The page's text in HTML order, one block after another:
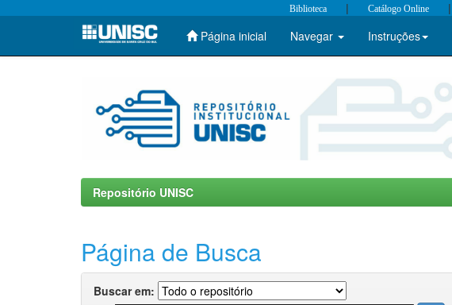
Skip
Biblioteca | Catálogo Online |
Página inicial Navegar Instruções
Repositório UNISC
Página de Busca
Buscar em: